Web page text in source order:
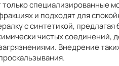
специализированные
и подходят для
с синтетикой,
чистых
Внедрение